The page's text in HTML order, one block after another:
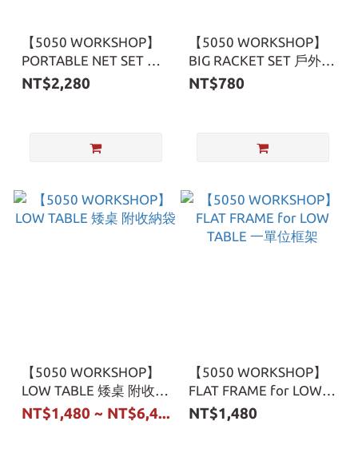
【5050 WORKSHOP】
PORTABLE NET SET 戶
外球拍網 附收納袋
NT$2,280
【5050 WORKSHOP】
BIG RACKET SET 戶外球
拍組 附收納網袋
NT$780
【5050 WORKSHOP】
LOW TABLE 矮桌 附收納
袋
NT$1,480 ~ NT$6,4...
【5050 WORKSHOP】
FLAT FRAME for LOW
TABLE 一單位框架
NT$1,480